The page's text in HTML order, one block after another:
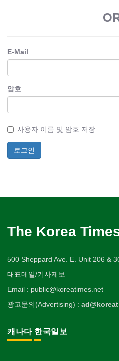
E-Mail
암호
사용자 이름 및 암호 저장
The Korea
500 Sheppard Ave. E. Unit 206 &
대표메일/기사제보
Email : public@koreatimes.net
광고문의(Advertising) :
캐나다 한국일보